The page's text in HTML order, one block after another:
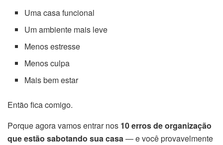
Uma casa funcional
Um ambiente mais leve
Menos estresse
Menos culpa
Mais bem estar
Então fica comigo.
Porque agora vamos entrar nos 10 erros de organização
que estão sabotando sua casa— e você provavelmente